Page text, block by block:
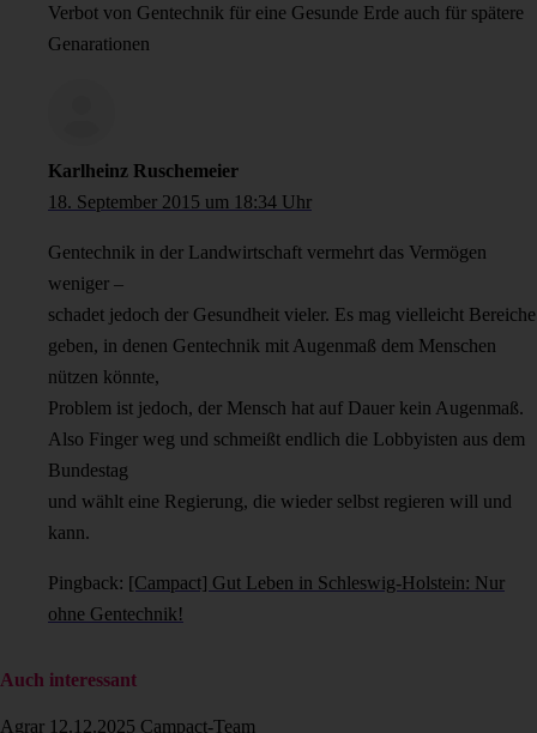
Verbot von Gentechnik für eine Gesunde Erde auch für spätere
Genarationen
Karlheinz Ruschemeier
18. September 2015 um 18:34 Uhr
Gentechnik in der Landwirtschaft vermehrt das Vermögen
weniger –
schadet jedoch der Gesundheit vieler. Es mag vielleicht Bereiche
geben, in denen Gentechnik mit Augenmaß dem Menschen
nützen könnte,
Problem ist jedoch, der Mensch hat auf Dauer kein Augenmaß.
Also Finger weg und schmeißt endlich die Lobbyisten aus dem
Bundestag
und wählt eine Regierung, die wieder selbst regieren will und
kann.
Pingback: [Campact] Gut Leben in Schleswig-Holstein: Nur
ohne Gentechnik!
Auch interessant
Agrar 12.12.2025 Campact-Team